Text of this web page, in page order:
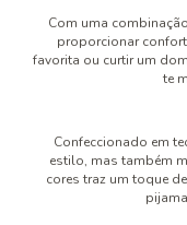
Com uma
proporcionar
favorita ou curtir um
te
Confeccionado em
estilo, mas também
cores traz um toque